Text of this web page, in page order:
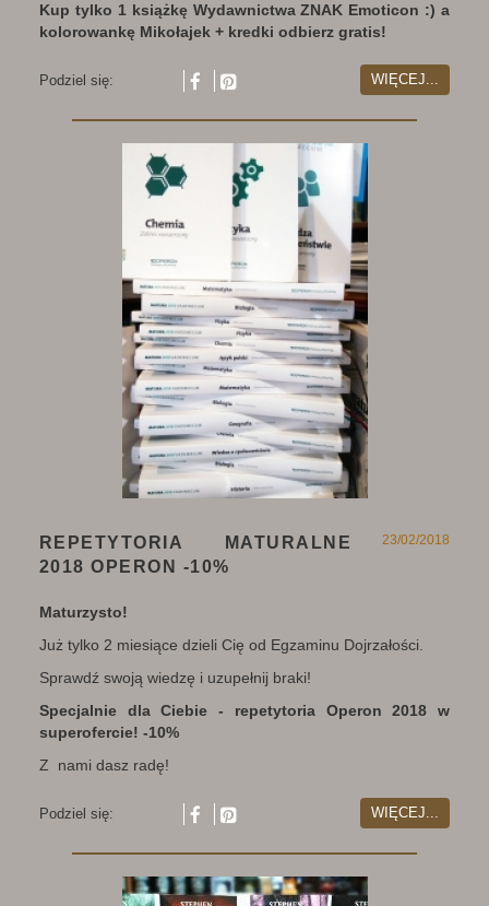
Kup tylko 1 książkę Wydawnictwa ZNAK Emoticon :) a
kolorowankę Mikołajek + kredki odbierz gratis!
Podziel się: WIĘCEJ...
23/02/2018
REPETYTORIA MATURALNE
2018 OPERON -10%
Maturzysto!
Już tylko 2 miesiące dzieli Cię od Egzaminu Dojrzałości.
Sprawdź swoją wiedzę i uzupełnij braki!
Specjalnie dla Ciebie - repetytoria Operon 2018 w
superofercie! -10%
Z nami dasz radę!
Podziel się: WIĘCEJ...